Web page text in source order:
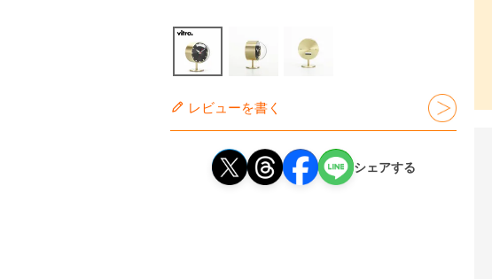
レビューを書く
シェアする